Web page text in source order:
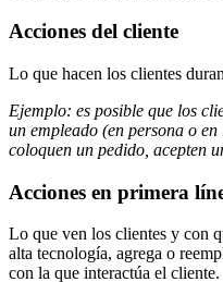
Acciones del cliente
Lo que hacen los clientes
Ejemplo: es posible que los
un empleado (en persona o
coloquen un pedido, acepten
Acciones en primera
Lo que ven los clientes y con
alta tecnología, agrega o
con la que interactúa el cliente.